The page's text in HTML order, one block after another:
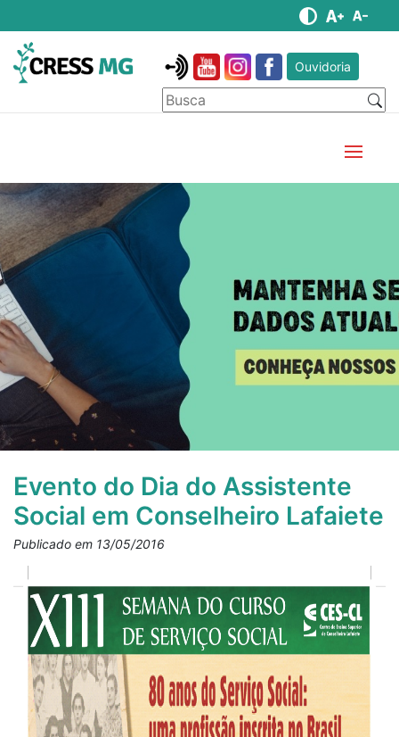
Ouvidoria
Evento do Dia do Assistente
Social em Conselheiro Lafaiete
Publicado em 13/05/2016